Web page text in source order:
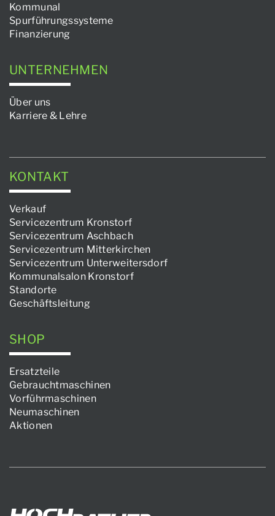
Kommunal
Spurführungssysteme
Finanzierung
UNTERNEHMEN
Über uns
Karriere & Lehre
KONTAKT
Verkauf
Servicezentrum Kronstorf
Servicezentrum Aschbach
Servicezentrum Mitterkirchen
Servicezentrum Unterweitersdorf
Kommunalsalon Kronstorf
Standorte
Geschäftsleitung
SHOP
Ersatzteile
Gebrauchtmaschinen
Vorführmaschinen
Neumaschinen
Aktionen